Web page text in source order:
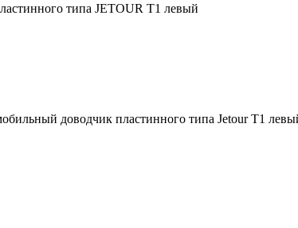
типа JETOUR T1 левый
доводчик пластинного типа Jetour T1